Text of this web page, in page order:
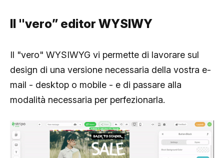
Il "vero” editor WYSIWY
Il "vero" WYSIWYG vi permette di lavorare sul
design di una versione necessaria della vostra e-
mail - desktop o mobile - e di passare alla
modalità necessaria per perfezionarla.